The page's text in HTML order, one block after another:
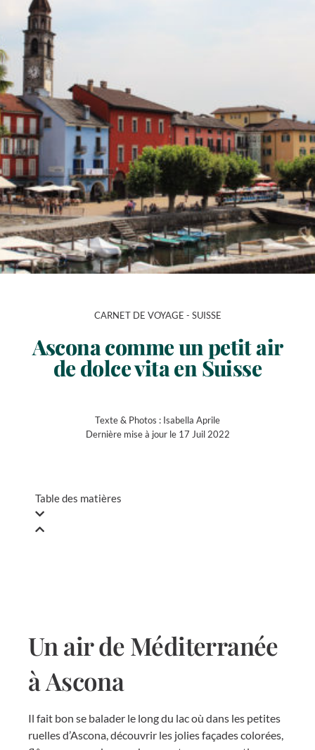
CARNET DE VOYAGE - SUISSE
Ascona comme un petit air
de dolce vita en Suisse
Texte & Photos : Isabella Aprile
Dernière mise à jour le 17 Juil 2022
Table des matières
Un air de Méditerranée
à Ascona
Il fait bon se balader le long du lac où dans les petites
ruelles d’Ascona, découvrir les jolies façades colorées,